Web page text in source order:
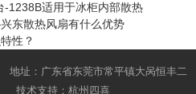
-1238B适用于冰柜内部散热
东散热风扇有什么优势
性？
地址：广东省东莞市常平镇大呙恒丰二
技术支持：杭州四喜